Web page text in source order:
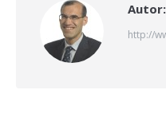
Autor:
http://